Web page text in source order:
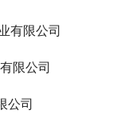
有限公司
限公司
公司